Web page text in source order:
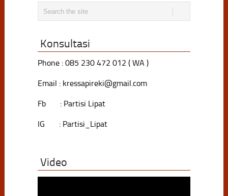
Konsultasi
Phone : 085 230 472 012 ( WA )
Email : kressapireki@gmail.com
Fb : Partisi Lipat
IG : Partisi_Lipat
Video